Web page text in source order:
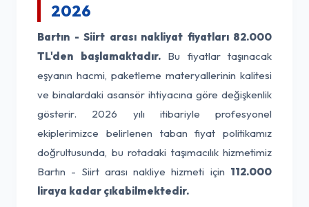
2026
Bartın - Siirt arası nakliyat fiyatları 82.000
TL'den başlamaktadır.Bu fiyatlar taşınacak
eşyanın hacmi, paketleme materyallerinin kalitesi
ve binalardaki asansör ihtiyacına göre değişkenlik
gösterir. 2026 yılı itibariyle profesyonel
ekiplerimizce belirlenen taban fiyat politikamız
doğrultusunda, bu rotadaki taşımacılık hizmetimiz
Bartın - Siirt arası nakliye hizmeti için 112.000
liraya kadar çıkabilmektedir.